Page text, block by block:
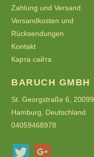
Zahlung und Versand
Versandkosten und
Rücksendungen
Kontakt
Карта сайта
BARUCH GMBH
St. Georgstraße 6, 20099
Hamburg, Deutschland
04059468978